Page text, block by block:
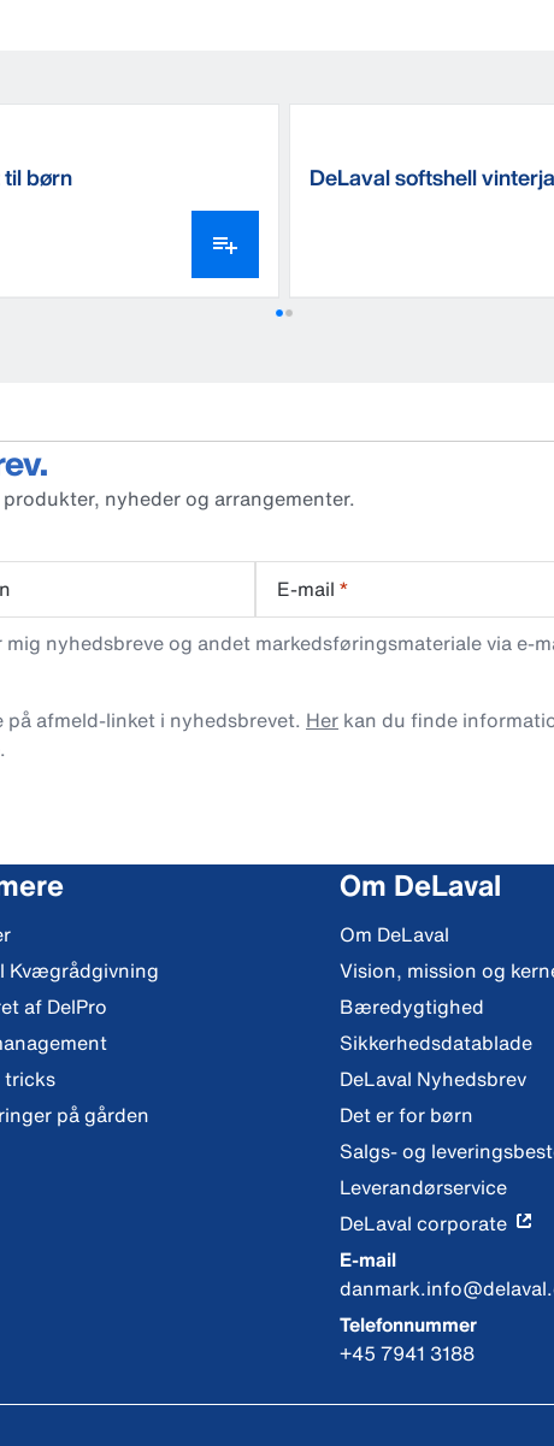
børn DeLaval softshell
nyheder og arrangementer.
E-mail *
nyhedsbreve og andet markedsføringsmateriale via
afmeld-linket i nyhedsbrevet. Her kan du finde
Kvægrådgivning
af DelPro
tricks
på gården
Om DeLaval
Om DeLaval
Vision, mission og
Bæredygtighed
Sikkerhedsdatablade
DeLaval Nyhedsbrev
Det er for børn
Salgs- og
Leverandørservice
DeLaval corporate
E-mail
Telefonnummer
+45 7941 3188